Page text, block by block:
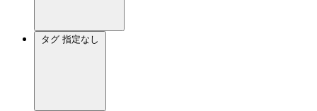
タグ 指定なし